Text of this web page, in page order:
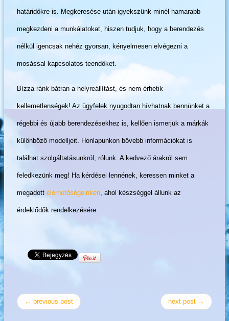
határidőkre is. Megkeresése után igyekszünk minél hamarabb
megkezdeni a munkálatokat, hiszen tudjuk, hogy a berendezés
nélkül igencsak nehéz gyorsan, kényelmesen elvégezni a
mosással kapcsolatos teendőket.
Bízza ránk bátran a helyreállítást, és nem érhetik
kellemetlenségek! Az ügyfelek nyugodtan hívhatnak bennünket a
régebbi és újabb berendezésekhez is, kellően ismerjük a márkák
különböző modelljeit. Honlapunkon bővebb információkat is
találhat szolgáltatásunkról, rólunk. A kedvező árakról sem
feledkezünk meg! Ha kérdései lennének, keressen minket a
megadott elérhetőségeinken , ahol készséggel állunk az
érdeklődők rendelkezésére.
← previous post next post →